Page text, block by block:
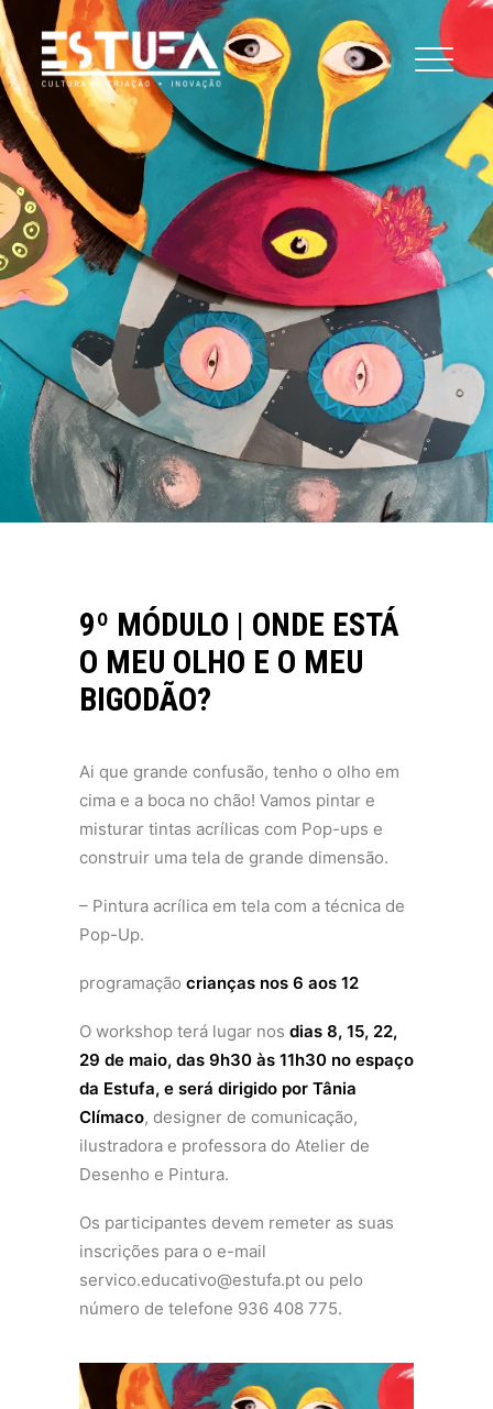
9º MÓDULO | ONDE ESTÁ
O MEU OLHO E O MEU
BIGODÃO?
Ai que grande confusão, tenho o olho em
cima e a boca no chão! Vamos pintar e
misturar tintas acrílicas com Pop-ups e
construir uma tela de grande dimensão.
– Pintura acrílica em tela com a técnica de
Pop-Up.
programação crianças nos 6 aos 12
O workshop terá lugar nos dias 8, 15, 22,
29 de maio, das 9h30 às 11h30 no espaço
da Estufa, e será dirigido por Tânia
Clímaco, designer de comunicação,
ilustradora e professora do Atelier de
Desenho e Pintura.
Os participantes devem remeter as suas
inscrições para o e-mail
servico.educativo@estufa.pt ou pelo
número de telefone 936 408 775.